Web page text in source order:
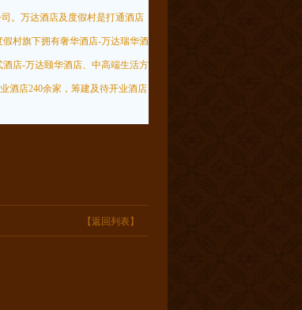
。万达酒店及度假村是打通酒店
村旗下拥有奢华酒店-万达瑞华酒
店-万达颐华酒店、中高端生活方
酒店240余家，筹建及待开业酒店
【返回列表】